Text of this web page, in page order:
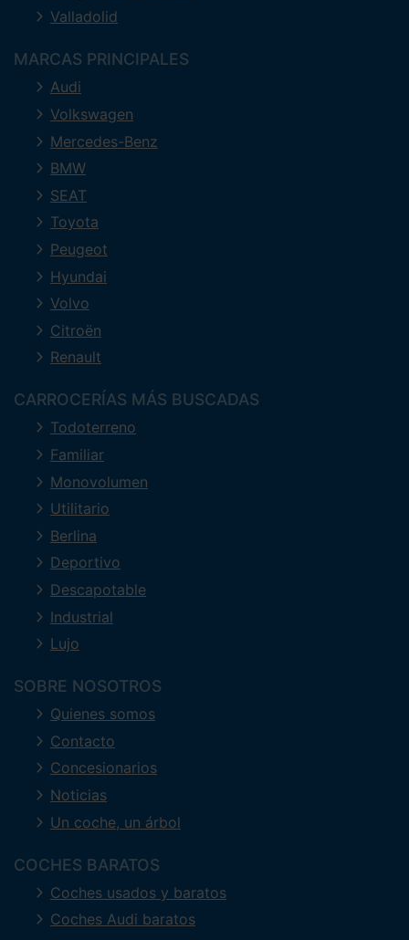
Valladolid
MARCAS PRINCIPALES
Audi
Volkswagen
Mercedes-Benz
BMW
SEAT
Toyota
Peugeot
Hyundai
Volvo
Citroën
Renault
CARROCERÍAS MÁS BUSCADAS
Todoterreno
Familiar
Monovolumen
Utilitario
Berlina
Deportivo
Descapotable
Industrial
Lujo
SOBRE NOSOTROS
Quienes somos
Contacto
Concesionarios
Noticias
Un coche, un árbol
COCHES BARATOS
Coches usados y baratos
Coches Audi baratos